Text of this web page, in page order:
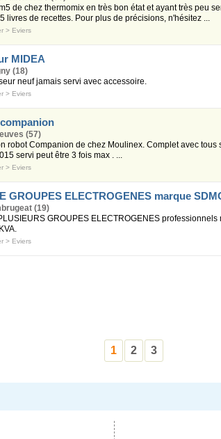
de chez thermomix en très bon état et ayant très peu
livres de recettes. Pour plus de précisions, n'hésitez ...
> Eviers
MIDEA
(18)
neuf jamais servi avec accessoire.
> Eviers
(57)
robot Companion de chez Moulinex. Complet avec tous
servi peut être 3 fois max . ...
> Eviers
GROUPES ELECTROGENES marque
(19)
GROUPES ELECTROGENES professionnels
> Eviers
1 2 3